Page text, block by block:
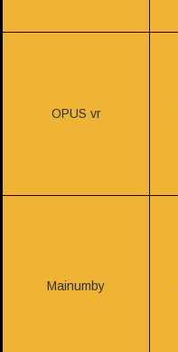
OPUS vr
Mainumby